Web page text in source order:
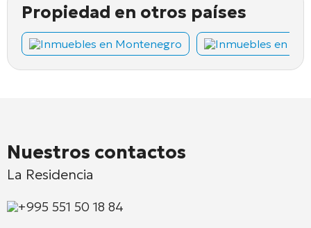
Propiedad en otros países
Inmuebles en Montenegro Inmuebles en
Nuestros contactos
La Residencia
+995 551 50 18 84